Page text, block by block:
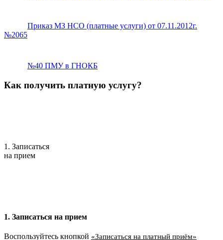
Приказ МЗ НСО (платные услуги) от 07.11.2012г.
№2065
№40 ПМУ в ГНОКБ
Как получить платную услугу?
1. Записаться
на прием
1. Записаться на прием
Воспользуйтесь кнопкой «Записаться на платный приём»